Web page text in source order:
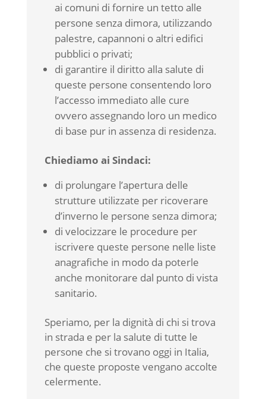
ai comuni di fornire un tetto alle
persone senza dimora, utilizzando
palestre, capannoni o altri edifici
pubblici o privati;
di garantire il diritto alla salute di
queste persone consentendo loro
l’accesso immediato alle cure
ovvero assegnando loro un medico
di base pur in assenza di residenza.
Chiediamo ai Sindaci:
di prolungare l’apertura delle
strutture utilizzate per ricoverare
d’inverno le persone senza dimora;
di velocizzare le procedure per
iscrivere queste persone nelle liste
anagrafiche in modo da poterle
anche monitorare dal punto di vista
sanitario.
Speriamo, per la dignità di chi si trova
in strada e per la salute di tutte le
persone che si trovano oggi in Italia,
che queste proposte vengano accolte
celermente.